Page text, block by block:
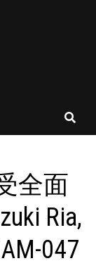
全面
Ria,
047